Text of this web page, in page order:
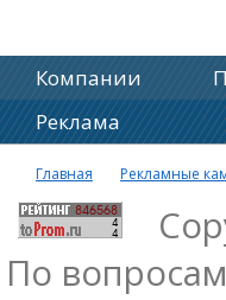
Компании
Реклама
Главная Рекламные
По